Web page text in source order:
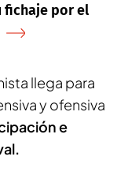
fichaje por el
llega para
y ofensiva
e